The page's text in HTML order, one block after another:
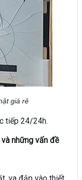
giá rẻ
tiếp 24/24h.
những vấn đề
va đập vào thiết